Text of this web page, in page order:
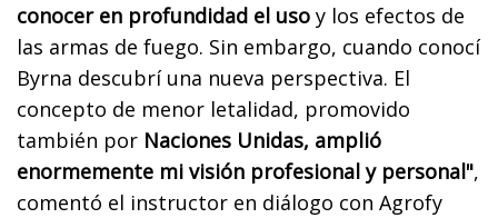
conocer en profundidad el uso y los efectos de
las armas de fuego. Sin embargo, cuando conocí
Byrna descubrí una nueva perspectiva. El
concepto de menor letalidad, promovido
también por Naciones Unidas, amplió
enormemente mi visión profesional y personal",
comentó el instructor en diálogo con Agrofy